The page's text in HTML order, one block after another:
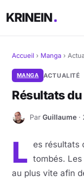
KRINEIN
Cinéma
Séries
Manga
BD
Livres
Accueil › Manga ›
MANGA ACTUALITÉ
Résultats
G Par Guillaume
L
es résultats
tombés.
au plus vite afin